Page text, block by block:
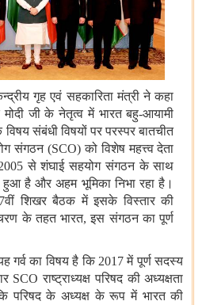
गृह एवं सहकारिता मंत्री ने कहा
मोदी जी के नेतृत्व में भारत बहु-आयामी
संबंधी विषयों पर परस्‍पर बातचीत
संगठन (SCO) को विशेष महत्त्व देता
से शंघाई सहयोग संगठन के साथ
है और अहम भूमिका निभा रहा है।
शिखर बैठक में इसके विस्तार की
के तहत भारत, इस संगठन का पूर्ण
गर्व का विषय है कि 2017 में पूर्ण सदस्‍य
राष्‍ट्राध्‍यक्ष परिषद की अध्‍यक्षता
परिषद के अध्यक्ष के रूप में भारत की